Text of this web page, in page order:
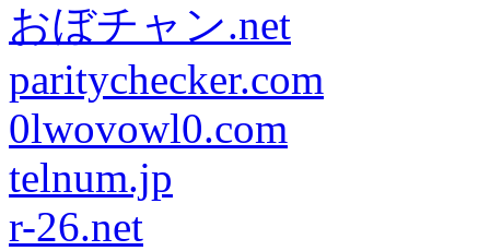
おぼチャン.net
paritychecker.com
0lwovowl0.com
telnum.jp
r-26.net